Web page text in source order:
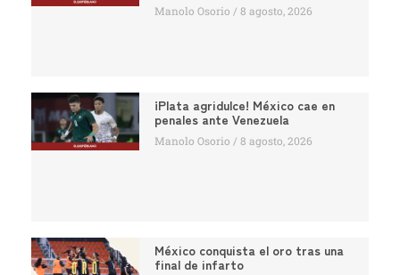
Manolo Osorio 8 agosto, 2026
¡Plata agridulce! México cae en
penales ante Venezuela
Manolo Osorio 8 agosto, 2026
México conquista el oro tras una
final de infarto